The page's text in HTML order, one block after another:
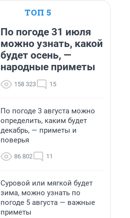
ТОП 5
По погоде 31 июля
можно узнать, какой
будет осень, —
народные приметы
158 323 15
По погоде 3 августа можно
определить, каким будет
декабрь, — приметы и
поверья
86 802 11
Суровой или мягкой будет
зима, можно узнать по
погоде 5 августа — важные
приметы